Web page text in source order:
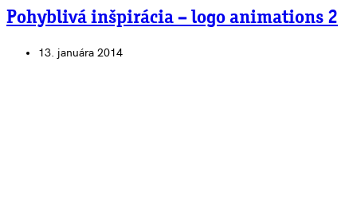
Pohyblivá inšpirácia – logo animations 2
13. januára 2014